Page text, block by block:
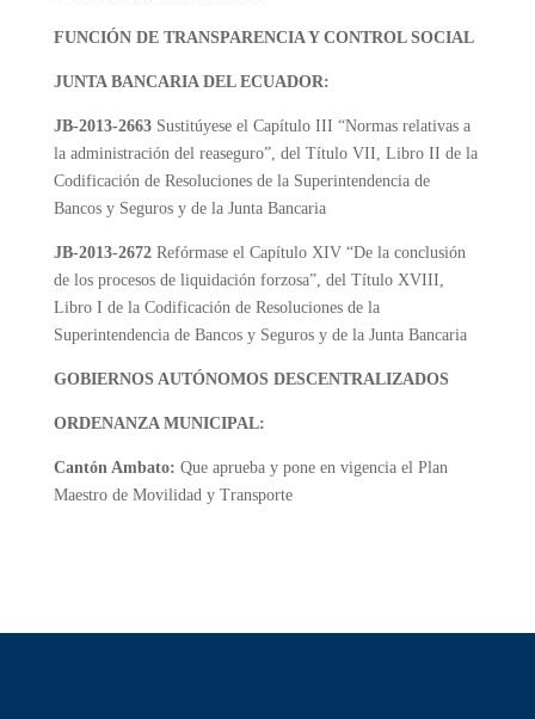
FUNCIÓN DE TRANSPARENCIA Y CONTROL SOCIAL
JUNTA BANCARIA DEL ECUADOR:
JB-2013-2663 Sustitúyese el Capítulo III “Normas relativas a
la administración del reaseguro”, del Título VII, Libro II de la
Codificación de Resoluciones de la Superintendencia de
Bancos y Seguros y de la Junta Bancaria
JB-2013-2672 Refórmase el Capítulo XIV “De la conclusión
de los procesos de liquidación forzosa”, del Título XVIII,
Libro I de la Codificación de Resoluciones de la
Superintendencia de Bancos y Seguros y de la Junta Bancaria
GOBIERNOS AUTÓNOMOS DESCENTRALIZADOS
ORDENANZA MUNICIPAL:
Cantón Ambato: Que aprueba y pone en vigencia el Plan
Maestro de Movilidad y Transporte